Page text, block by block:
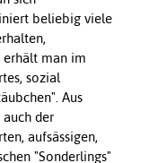
beliebig viele
erhält man im
sozial
Aus
der
aufsässigen,
"Sonderlings"